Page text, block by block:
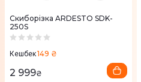
Скиборізка ARDESTO SDK-
250S
Кешбек149 ₴
2 999₴